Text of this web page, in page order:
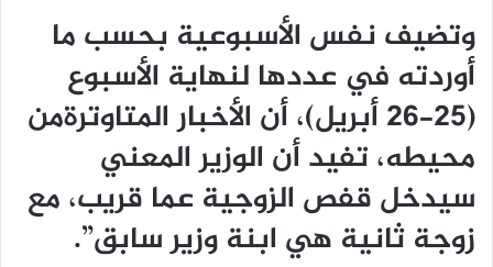
وتضيف نفس الأسبوعية بحسب ما
أوردته في عددها لنهاية الأسبوع
(25-26 أبريل)، أن الأخبار المتاوترةمن
محيطه، تفيد أن الوزير المعني
سيدخل قفص الزوجية عما قريب، مع
زوجة ثانية هي ابنة وزير سابق”.